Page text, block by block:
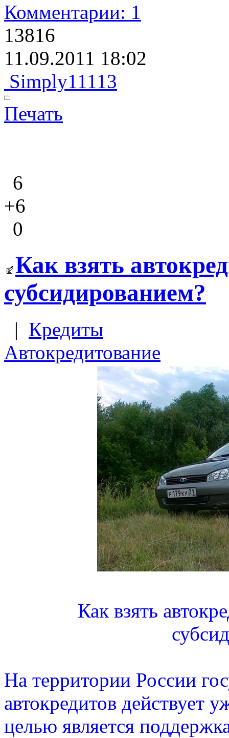
Комментарии: 1
13816
11.09.2011 18:02
Simply11113
Печать
6
+6
0
Как взять
субсидированием?
| Кредиты
Автокредитование
Как взять
На территории России
автокредитов действует
целью является